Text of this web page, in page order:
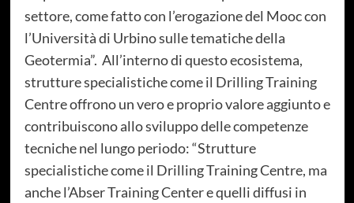
settore, come fatto con l’erogazione del Mooc con
l’Università di Urbino sulle tematiche della
Geotermia”. All’interno di questo ecosistema,
strutture specialistiche come il Drilling Training
Centre offrono un vero e proprio valore aggiunto e
contribuiscono allo sviluppo delle competenze
tecniche nel lungo periodo: “Strutture
specialistiche come il Drilling Training Centre, ma
anche l’Abser Training Center e quelli diffusi in